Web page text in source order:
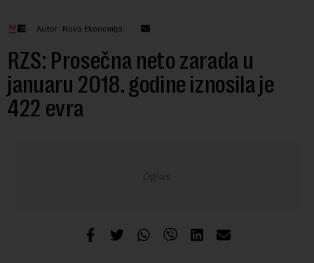
Autor: Nova Ekonomija
RZS: Prosečna neto zarada u
januaru 2018. godine iznosila je
422 evra